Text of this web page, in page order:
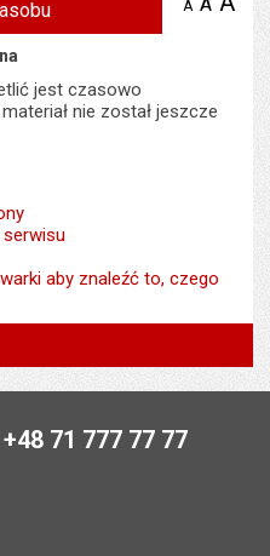
A zmniejsz
jest czasowo
nie został jeszcze
aby znaleźć to, czego
71 777 77 77